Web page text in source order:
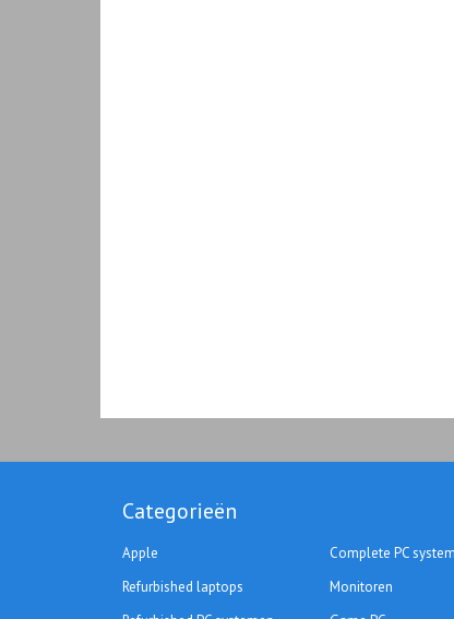
Categorieën
Apple
Refurbished laptops
Complete PC
Monitoren